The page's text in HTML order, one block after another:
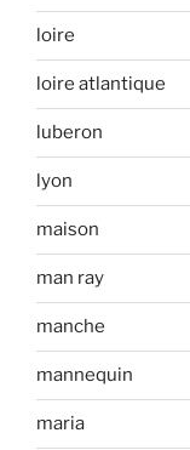
loire
loire atlantique
luberon
lyon
maison
man ray
manche
mannequin
maria